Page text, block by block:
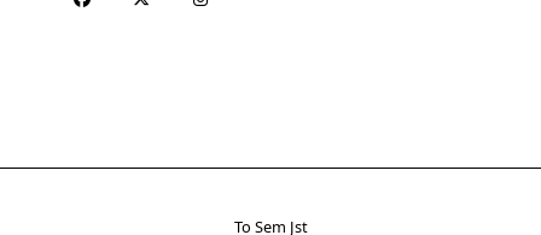
To Sem Jst